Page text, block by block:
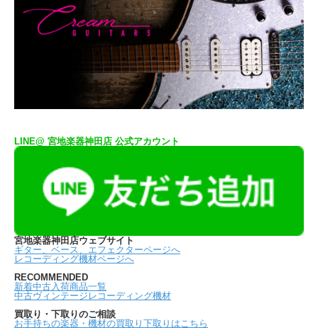
LINE@ 宮地楽器神田店 公式アカウント
宮地楽器神田店ウェブサイト
ギター、ベース、エフェクターページへ
レコーディング機材ページへ
RECOMMENDED
新着中古入荷商品一覧
中古ヴィンテージレコーディング機材
買取り・下取りのご相談
お手持ちの楽器・機材の買取り下取りはこちら